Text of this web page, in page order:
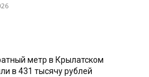
метр в Крылатском
в 431 тысячу рублей